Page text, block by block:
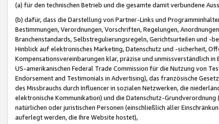
(a) für den technischen Betrieb und die gesamte damit verbundene
(b) dafür, dass die Darstellung von Partner-Links und
Bestimmungen, Verordnungen, Vorschriften, Regelungen,
Branchenstandards, Selbstregulierungsregeln, Gerichtsurteilen und -
Hinblick auf elektronisches Marketing, Datenschutz und -sicherheit,
Kompensationsvereinbarungen klar, präzise und unmissverständlich
US-amerikanischen Federal Trade Commission für die Nutzung von
Endorsement and Testimonials in Advertising), das französische
des Missbrauchs durch Influencer in sozialen Netzwerken, die
elektronische Kommunikation) und die Datenschutz-
natürlichen oder juristischen Personen (einschließlich aller
auferlegt werden, die Ihre Website hostet),